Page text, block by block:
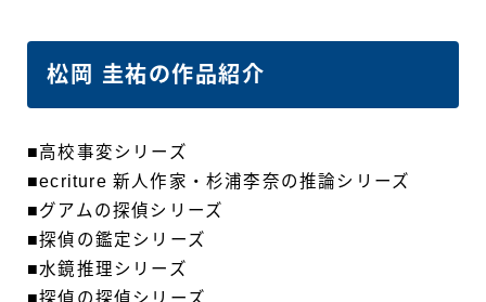
松岡 圭祐の作品紹介
■高校事変シリーズ
■ecriture 新人作家・杉浦李奈の推論シリーズ
■グアムの探偵シリーズ
■探偵の鑑定シリーズ
■水鏡推理シリーズ
■探偵の探偵シリーズ